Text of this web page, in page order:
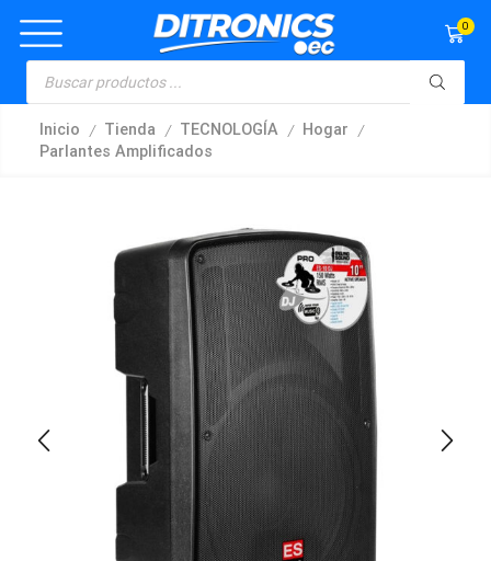
0
Inicio / Tienda / TECNOLOGÍA / Hogar /
Parlantes Amplificados